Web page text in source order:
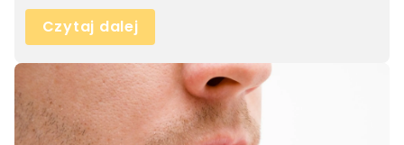
Czytaj dalej